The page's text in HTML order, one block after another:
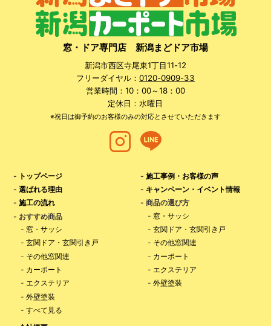
窓・ドア専門店 新潟まどドア市場
新潟市西区寺尾東1丁目11-12
フリーダイヤル： 0120-0909-33
営業時間：10：00～18：00
定休日：水曜日
※祝日は御予約のお客様のみの対応とさせていただきます
- トップページ
- 選ばれる理由
- 施工の流れ
- おすすめ商品
- 窓・サッシ
- 玄関ドア・玄関引き戸
- その他窓関連
- カーポート
- エクステリア
- 外壁塗装
- すべて見る
-施工事例・お客様の声
- キャンペーン・イベント情報
- 商品の選び方
- 窓・サッシ
-玄関ドア・玄関引き戸
- その他窓関連
- カーポート
-エクステリア
-外壁塗装